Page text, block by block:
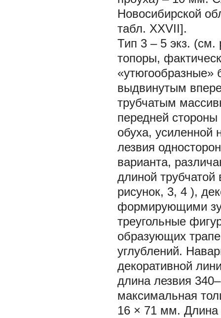
Новосибирской
табл. XXVII].
Тип 3 – 5 экз. (см.
топоры,
«утюгообразные»
выдвинутым
трубчатым
передней
обуха, усиленной
лезвия
варианта,
длиной
рисунок, 3, 4 ),
формирующими
треугольные
образующих
углублений.
декоративной
длина лезвия
максимальная
16 × 71 мм. Длина